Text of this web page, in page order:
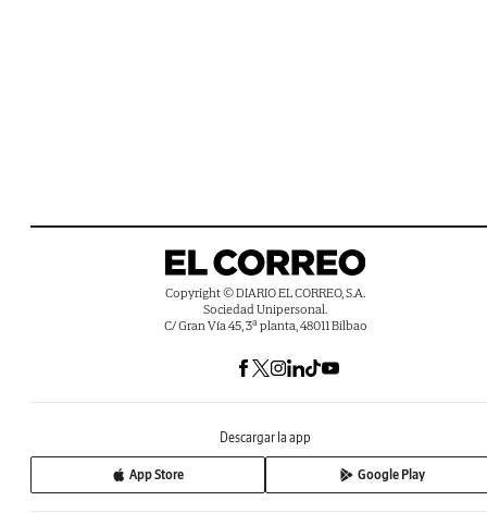
Copyright © DIARIO EL CORREO, S.A.
Sociedad Unipersonal.
C/ Gran Vía 45, 3ª planta, 48011 Bilbao
Descargar la app
App Store Google Play